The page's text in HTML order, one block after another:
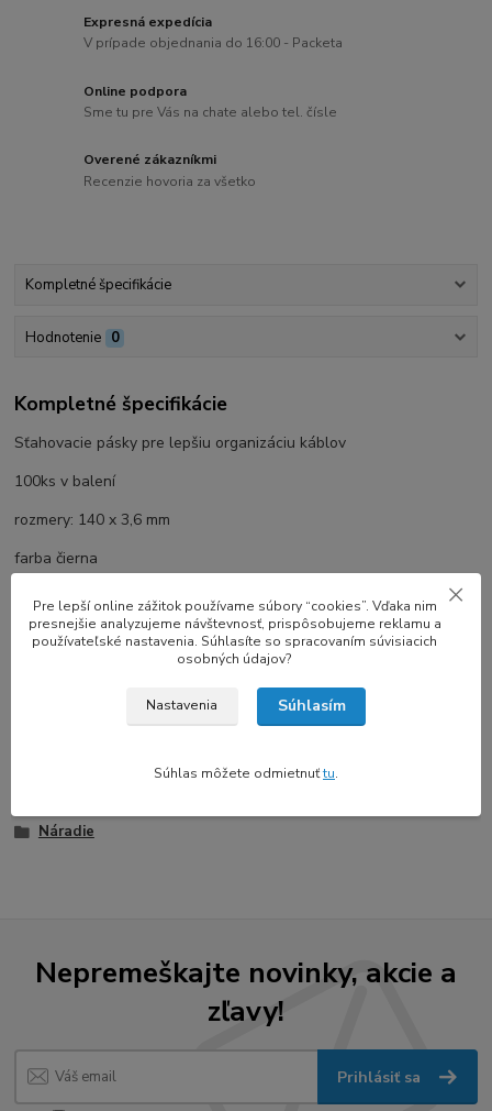
Expresná expedícia
V prípade objednania do 16:00 - Packeta
Online podpora
Sme tu pre Vás na chate alebo tel. čísle
Overené zákazníkmi
Recenzie hovoria za všetko
Kompletné špecifikácie
Hodnotenie 0
Kompletné špecifikácie
Sťahovacie pásky pre lepšiu organizáciu káblov
100ks v balení
rozmery: 140 x 3,6 mm
farba čierna
odolnosť: UL 94V-2
Tovar zaradený v kategóriách
Náradie
Nepremeškajte novinky, akcie a
zľavy!
Prihlásiť sa
Pre lepší online zážitok používame súbory “cookies”. Vďaka nim
presnejšie analyzujeme návštevnosť, prispôsobujeme reklamu a
používateľské nastavenia. Súhlasíte so spracovaním súvisiacich
osobných údajov?
Nastavenia Súhlasím
Súhlas môžete odmietnuťtu.